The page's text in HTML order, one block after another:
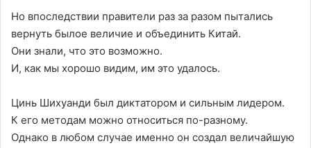
Но впоследствии правители раз за разом пытались
вернуть былое величие и объединить Китай.
Они знали, что это возможно.
И, как мы хорошо видим, им это удалось.
Цинь Шихуанди был диктатором и сильным лидером.
К его методам можно относиться по-разному.
Однако в любом случае именно он создал величайшую